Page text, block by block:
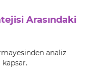
Arasındaki
analiz